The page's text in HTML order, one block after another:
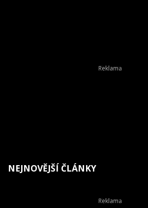
NEJNOVĚJŠÍ ČLÁNKY